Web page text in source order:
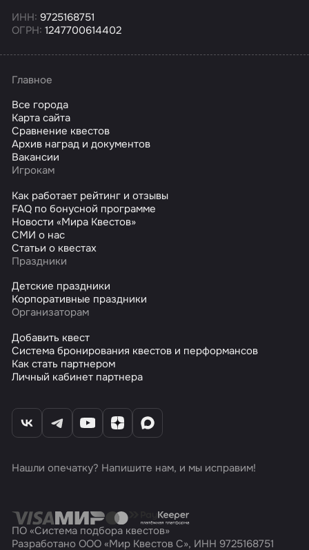
ИНН: 9725168751
ОГРН: 1247700614402
Главное
Все города
Карта сайта
Сравнение квестов
Архив наград и документов
Вакансии
Игрокам
Как работает рейтинг и отзывы
FAQ по бонусной программе
Новости «Мира Квестов»
СМИ о нас
Статьи о квестах
Праздники
Детские праздники
Корпоративные праздники
Организаторам
Добавить квест
Система бронирования квестов и перформансов
Как стать партнером
Личный кабинет партнера
Нашли опечатку? Напишите нам, и мы исправим!
ПО «Система подбора квестов»
Разработано ООО «Мир Квестов С», ИНН 9725168751